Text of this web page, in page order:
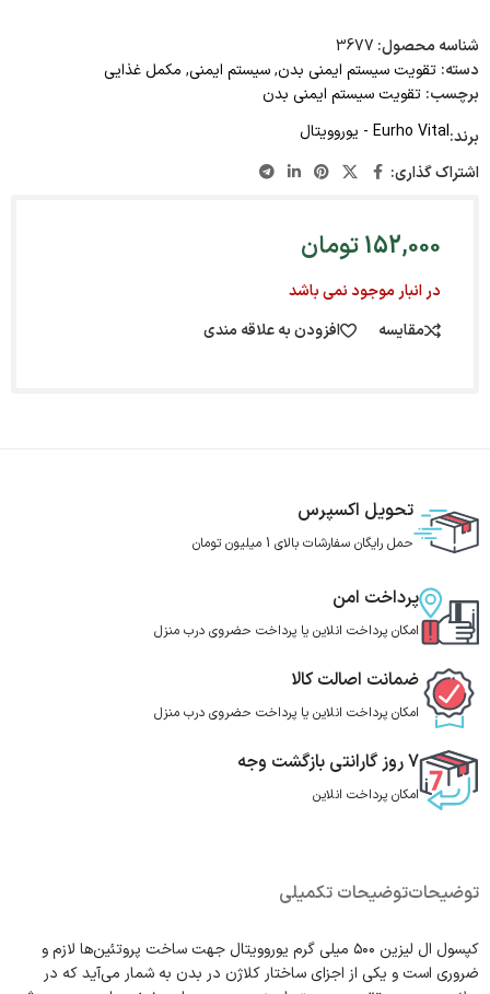
شناسه محصول: 3677
دسته: تقویت سیستم ایمنی بدن,سیستم ایمنی, مکمل غذایی
برچسب: تقویت سیستم ایمنی بدن
برند:Eurho Vital - یوروویتال
اشتراک گذاری:
152,000تومان
در انبار موجود نمی باشد
مقایسه
افزودن به علاقه مندی
تحویل اکسپرس
حمل رایگان سفارشات بالای 1 میلیون تومان
پرداخت امن
امکان پرداخت انلاین یا پرداخت حضروی درب منزل
ضمانت اصالت کالا
امکان پرداخت انلاین یا پرداخت حضروی درب منزل
7 روز گارانتی بازگشت وجه
امکان پرداخت انلاین
توضیحاتتوضیحات تکمیلی
کپسول ال لیزین ۵۰۰ میلی گرم یوروویتال جهت ساخت پروتئین‌ها لازم و
ضروری است و یکی از اجزای ساختار کلاژن در بدن به شمار می‌آید که در